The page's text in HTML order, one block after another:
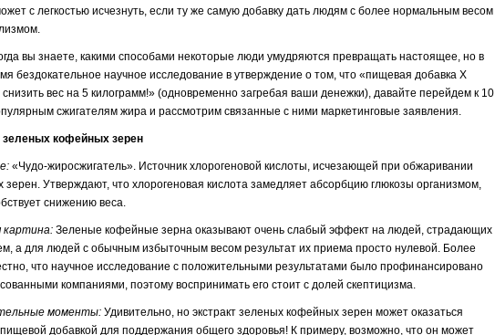
с легкостью исчезнуть, если ту же самую добавку дать людям с более нормальным весом
вы знаете, какими способами некоторые люди умудряются превращать настоящее, но в
бездокательное научное исследование в утверждение о том, что «пищевая добавка Х
вес на 5 килограмм!» (одновременно загребая ваши денежки), давайте перейдем к 10
сжигателям жира и рассмотрим связанные с ними маркетинговые заявления.
зеленых кофейных зерен
«Чудо-жиросжигатель». Источник хлорогеновой кислоты, исчезающей при обжаривании
зерен. Утверждают, что хлорогеновая кислота замедляет абсорбцию глюкозы организмом,
снижению веса.
картина: Зеленые кофейные зерна оказывают очень слабый эффект на людей, страдающих
а для людей с обычным избыточным весом результат их приема просто нулевой. Более
что научное исследование с положительными результатами было профинансировано
компаниями, поэтому воспринимать его стоит с долей скептицизма.
моменты: Удивительно, но экстракт зеленых кофейных зерен может оказаться
добавкой для поддержания общего здоровья! К примеру, возможно, что он может